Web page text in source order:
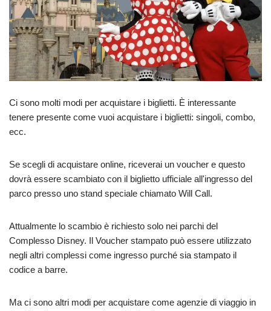
Ci sono molti modi per acquistare i biglietti. È interessante
tenere presente come vuoi acquistare i biglietti: singoli, combo,
ecc.
Se scegli di acquistare online, riceverai un voucher e questo
dovrà essere scambiato con il biglietto ufficiale all'ingresso del
parco presso uno stand speciale chiamato Will Call.
Attualmente lo scambio è richiesto solo nei parchi del
Complesso Disney. Il Voucher stampato può essere utilizzato
negli altri complessi come ingresso purché sia stampato il
codice a barre.
Ma ci sono altri modi per acquistare come agenzie di viaggio in